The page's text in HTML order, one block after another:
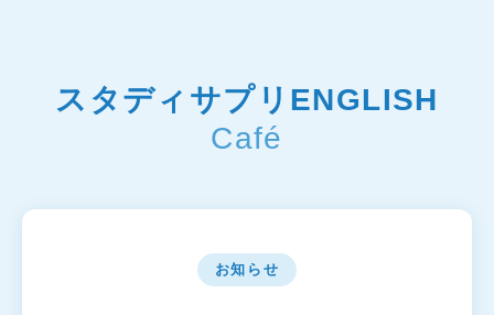
スタディサプリENGLISH
Café
お知らせ